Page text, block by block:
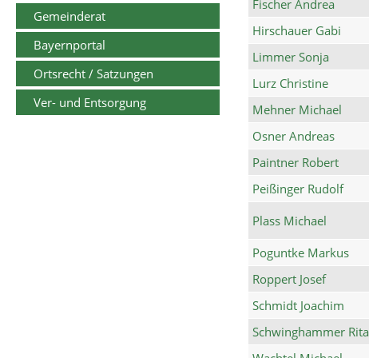
Gemeinderat
Bayernportal
Ortsrecht / Satzungen
Ver- und Entsorgung
Fischer Andrea
Hirschauer Gabi
Limmer Sonja
Lurz Christine
Mehner Michael
Osner Andreas
Paintner Robert
Peißinger Rudolf
Plass Michael
Poguntke Markus
Roppert Josef
Schmidt Joachim
Schwinghammer Rita